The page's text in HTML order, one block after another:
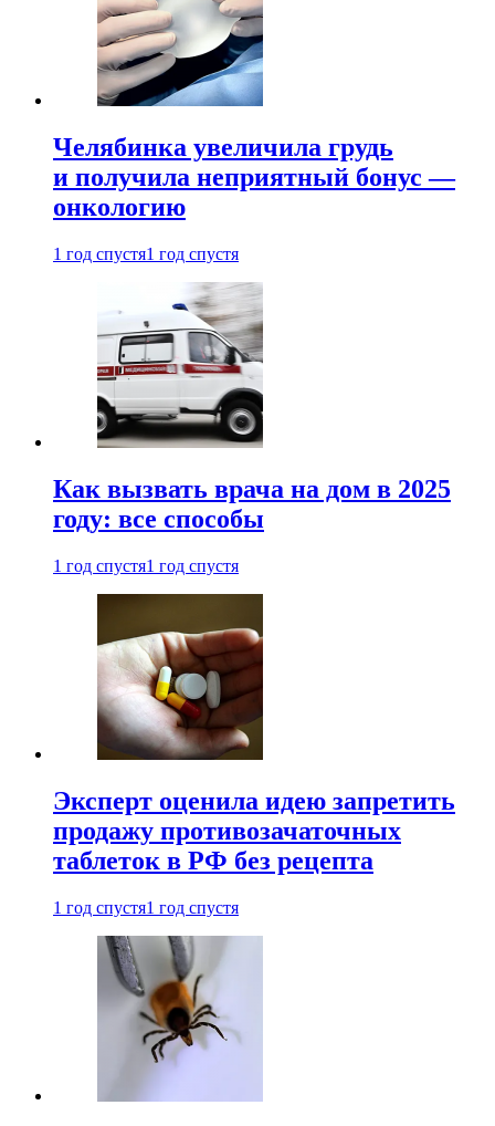
Челябинка увеличила грудь
и получила неприятный бонус —
онкологию
1 год спустя1 год спустя
Как вызвать врача на дом в 2025
году: все способы
1 год спустя1 год спустя
Эксперт оценила идею запретить
продажу противозачаточных
таблеток в РФ без рецепта
1 год спустя1 год спустя